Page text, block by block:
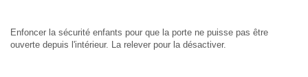
Enfoncer la sécurité enfants pour que la porte ne puisse pas être
ouverte depuis l'intérieur. La relever pour la désactiver.